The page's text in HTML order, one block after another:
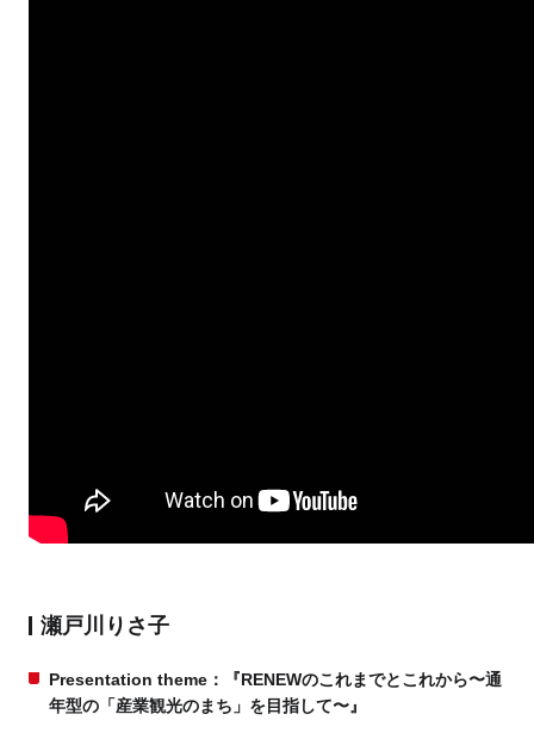
瀬戸川りさ子
Presentation theme：『RENEWのこれまでとこれから〜通
年型の「産業観光のまち」を目指して〜』